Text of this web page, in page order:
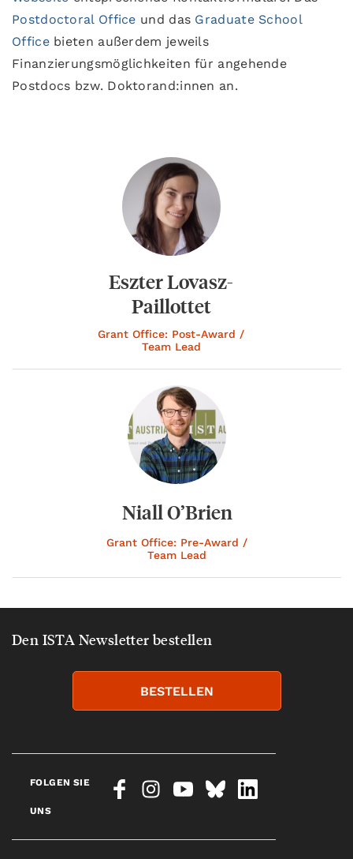
Postdoctoral Office und das Graduate School
Officebieten außerdem jeweils
Finanzierungsmöglichkeiten für angehende
Postdocs bzw. Doktorand:innen an.
Eszter Lovasz-
Paillottet
Grant Office: Post-Award /
Team Lead
Niall O’Brien
Grant Office: Pre-Award /
Team Lead
Den ISTA Newsletter bestellen
BESTELLEN
FOLGEN SIE
UNS